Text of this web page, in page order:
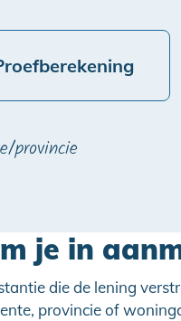
provincie
je in
die de lening
provincie of